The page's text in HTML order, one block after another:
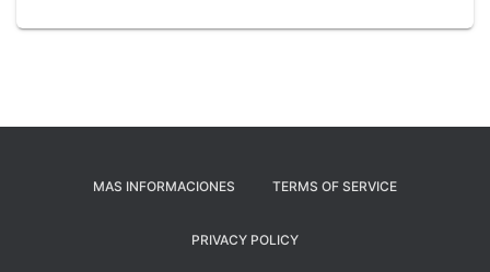
MAS INFORMACIONES TERMS OF SERVICE
PRIVACY POLICY